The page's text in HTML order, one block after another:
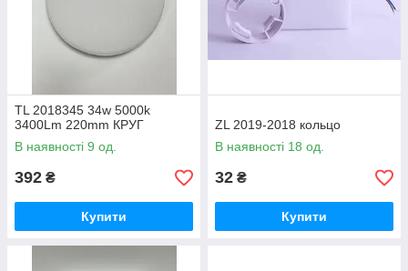
TL 2018345 34w 5000k
3400Lm 220mm КРУГ
В наявності 9 од.
392 ₴
Купити
ZL 2019-2018 кольцо
В наявності 18 од.
32 ₴
Купити